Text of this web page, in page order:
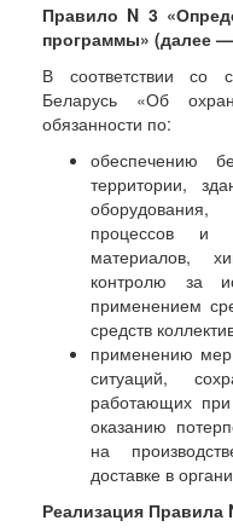
Правило N 3
программы» (далее
В соответствии со
Беларусь «Об
обязанности по:
обеспечению
территории,
процессов и
материалов,
контролю за
применением
средств
применению
ситуаций,
работающих при
оказанию
на
доставке в
Реализация Правила